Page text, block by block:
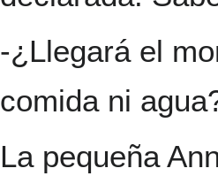
-¿Llegará el
comida ni
La pequeña